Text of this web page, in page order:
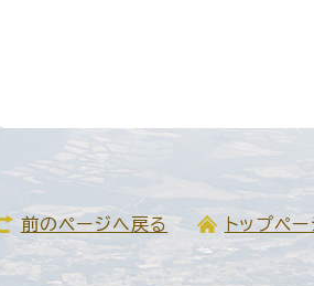
前のページへ戻る トップペ